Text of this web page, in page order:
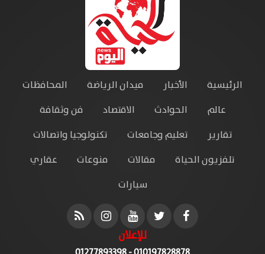
الرئيسية الأخبار ميدان الرياضة
المحافظات
عالم
الحوادث الاقتصاد
فن وثقافة
تقارير
تعليم وجامعات
تكنولوجيا واتصالات
تلفزيون الحياة
مقالات منوعات
عقاري
سيارات
للإعلان